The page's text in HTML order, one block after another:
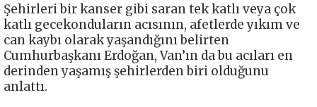
Şehirleri bir kanser gibi saran tek katlı veya çok
katlı gecekonduların acısının, afetlerde yıkım ve
can kaybı olarak yaşandığını belirten
Cumhurbaşkanı Erdoğan, Van’ın da bu acıları en
derinden yaşamış şehirlerden biri olduğunu
anlattı.